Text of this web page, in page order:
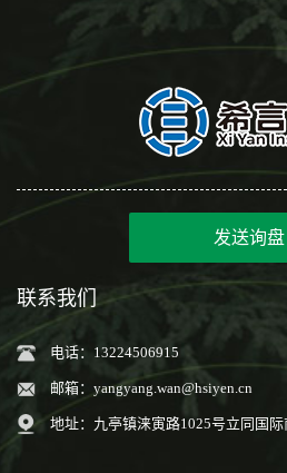
发送询盘
联系我们
电话：13224506915
邮箱： yangyang.wan@hsiyen.cn
地址：九亭镇涞寅路1025号立同国